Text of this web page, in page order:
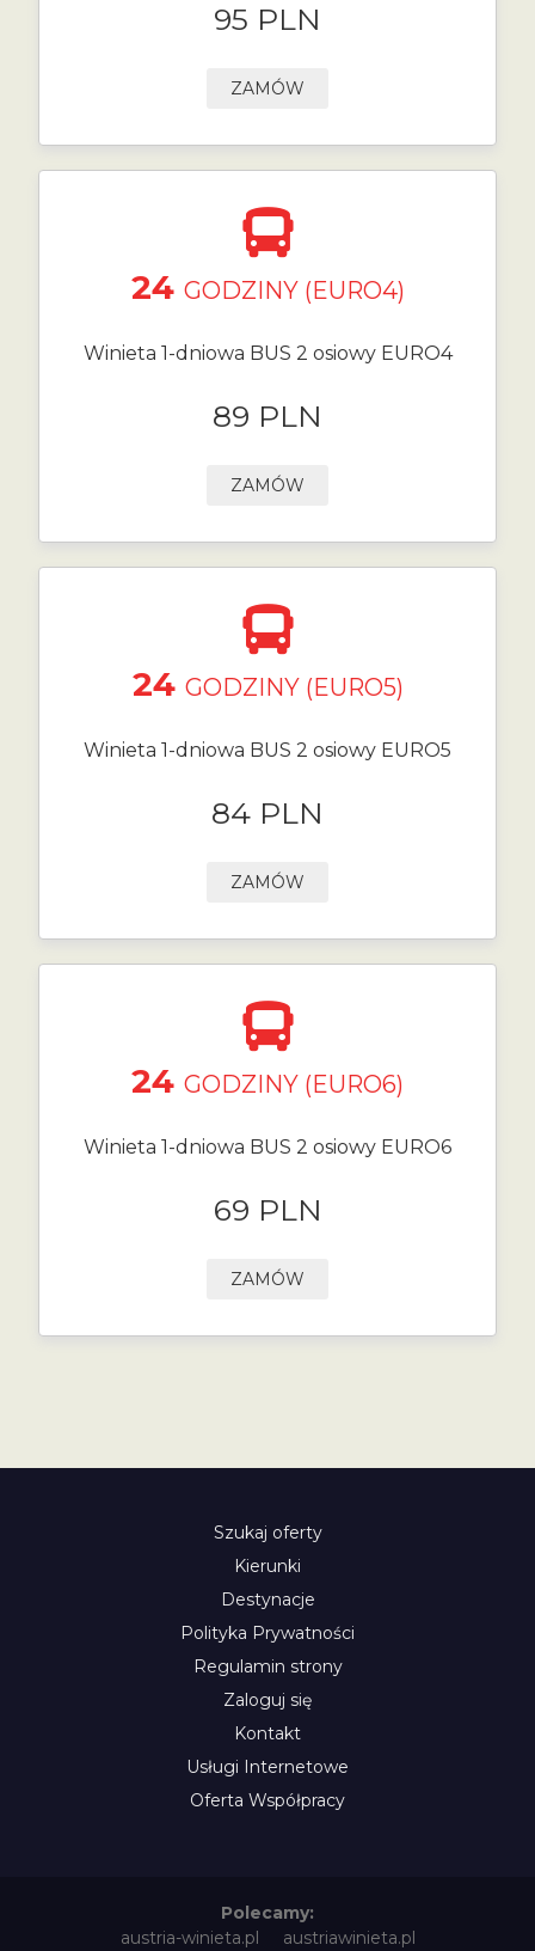
95 PLN
ZAMÓW
24 GODZINY (EURO4)
Winieta 1-dniowa BUS 2 osiowy EURO4
89 PLN
ZAMÓW
24 GODZINY (EURO5)
Winieta 1-dniowa BUS 2 osiowy EURO5
84 PLN
ZAMÓW
24 GODZINY (EURO6)
Winieta 1-dniowa BUS 2 osiowy EURO6
69 PLN
ZAMÓW
Szukaj oferty
Kierunki
Destynacje
Polityka Prywatności
Regulamin strony
Zaloguj się
Kontakt
Usługi Internetowe
Oferta Współpracy
Polecamy:
austria-winieta.pl
austriawinieta.pl